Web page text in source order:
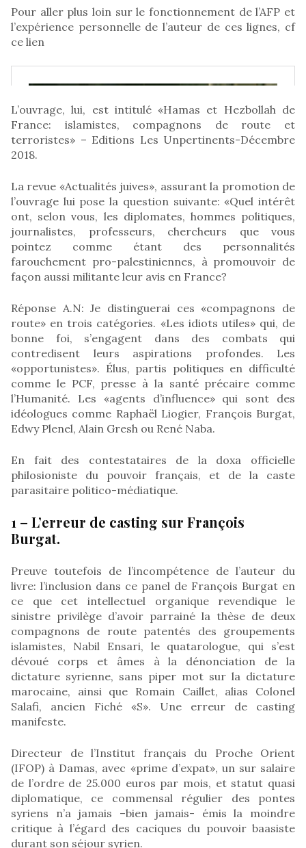
Pour aller plus loin sur le fonctionnement de l’AFP et
l’expérience personnelle de l’auteur de ces lignes, cf
ce lien
L’ouvrage, lui, est intitulé «Hamas et Hezbollah de
France: islamistes, compagnons de route et
terroristes» – Editions Les Unpertinents-Décembre
2018.
La revue «Actualités juives», assurant la promotion de
l’ouvrage lui pose la question suivante: «Quel intérêt
ont, selon vous, les diplomates, hommes politiques,
journalistes, professeurs, chercheurs que vous
pointez comme étant des personnalités
farouchement pro-palestiniennes, à promouvoir de
façon aussi militante leur avis en France?
Réponse A.N: Je distinguerai ces «compagnons de
route» en trois catégories. «Les idiots utiles» qui, de
bonne foi, s’engagent dans des combats qui
contredisent leurs aspirations profondes. Les
«opportunistes». Élus, partis politiques en difficulté
comme le PCF, presse à la santé précaire comme
l’Humanité. Les «agents d’influence» qui sont des
idéologues comme Raphaël Liogier, François Burgat,
Edwy Plenel, Alain Gresh ou René Naba.
En fait des contestataires de la doxa officielle
philosioniste du pouvoir français, et de la caste
parasitaire politico-médiatique.
1 – L’erreur de casting sur François
Burgat.
Preuve toutefois de l’incompétence de l’auteur du
livre: l’inclusion dans ce panel de François Burgat en
ce que cet intellectuel organique revendique le
sinistre privilège d’avoir parrainé la thèse de deux
compagnons de route patentés des groupements
islamistes, Nabil Ensari, le quatarologue, qui s’est
dévoué corps et âmes à la dénonciation de la
dictature syrienne, sans piper mot sur la dictature
marocaine, ainsi que Romain Caillet, alias Colonel
Salafi, ancien Fiché «S». Une erreur de casting
manifeste.
Directeur de l’Institut français du Proche Orient
(IFOP) à Damas, avec «prime d’expat», un sur salaire
de l’ordre de 25.000 euros par mois, et statut quasi
diplomatique, ce commensal régulier des pontes
syriens n’a jamais –bien jamais- émis la moindre
critique à l’égard des caciques du pouvoir baasiste
durant son séjour syrien.